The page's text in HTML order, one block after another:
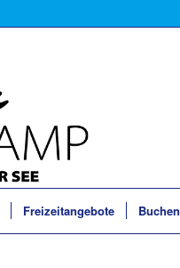
Freizeitangebote Buchen